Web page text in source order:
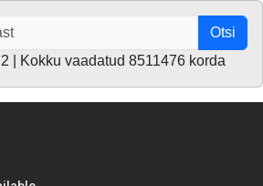
Otsi
| Kokku vaadatud 8511476 korda